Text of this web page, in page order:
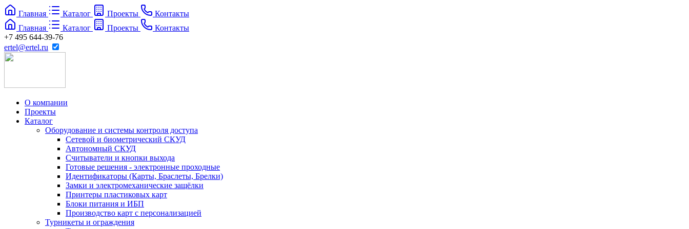
Главная Каталог Проекты
Контакты
Главная
Каталог Проекты
Контакты
+7 495 644-39-76
ertel@ertel.ru
О компании
Проекты
Каталог
Оборудование и системы контроля доступа
Сетевой и биометрический СКУД
Автономный СКУД
Считыватели и кнопки выхода
Готовые решения - электронные проходные
Идентификаторы (Карты, Браслеты, Брелки)
Замки и электромеханические защёлки
Принтеры пластиковых карт
Блоки питания и ИБП
Производство карт с персонализацией
Турникеты и ограждения